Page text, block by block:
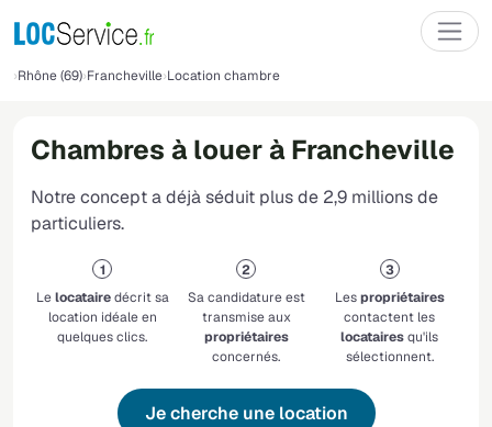
Rhône (69) Francheville Location chambre
Chambres à louer à Francheville
Notre concept a déjà séduit plus de 2,9 millions de
particuliers.
Lelocatairedécrit sa
location idéale en
quelques clics.
Sa candidature est
transmise aux
propriétaires
concernés.
Lespropriétaires
contactent les
locatairesqu'ils
sélectionnent.
Je cherche une location